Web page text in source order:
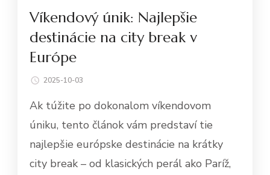
Víkendový únik: Najlepšie
destinácie na city break v
Európe
2025-10-03
Ak túžite po dokonalom víkendovom
úniku, tento článok vám predstaví tie
najlepšie európske destinácie na krátky
city break – od klasických perál ako Paríž,